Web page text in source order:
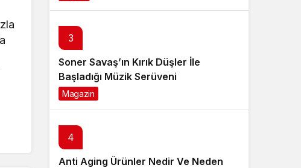
3
Soner Savaş’ın Kırık Düşler İle
Başladığı Müzik Serüveni
Magazin
4
Anti Aging Ürünler Nedir Ve Neden